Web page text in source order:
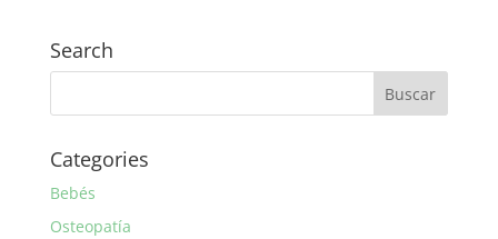
Search
Categories
Bebés
Osteopatía